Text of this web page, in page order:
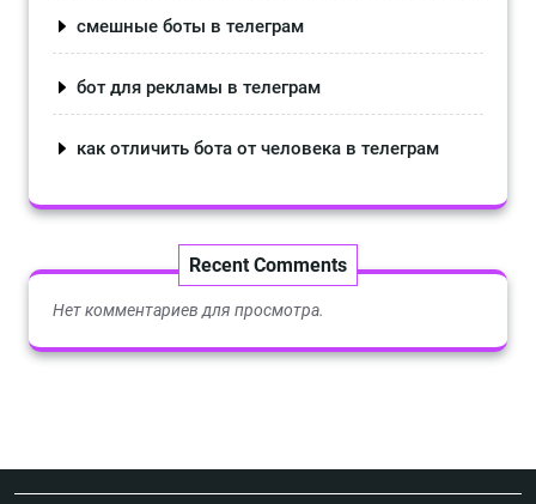
смешные боты в телеграм
бот для рекламы в телеграм
как отличить бота от человека в телеграм
Recent Comments
Нет комментариев для просмотра.